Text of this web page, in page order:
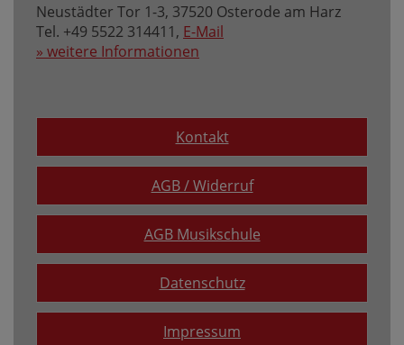
Neustädter Tor 1-3, 37520 Osterode am Harz
Tel. +49 5522 314411, E-Mail
» weitere Informationen
Kontakt
AGB / Widerruf
AGB Musikschule
Datenschutz
Impressum